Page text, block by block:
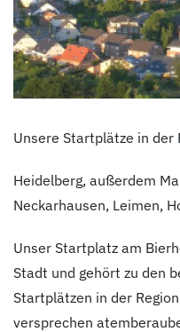
Unsere Startplätze in der
Heidelberg, außerdem
Neckarhausen, Leimen,
Unser Startplatz am
Stadt und gehört zu den
Startplätzen in der
versprechen